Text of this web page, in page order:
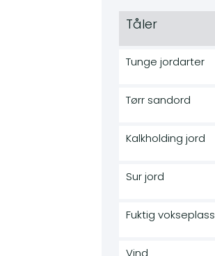
Tåler
Tunge jordarter
Tørr sandord
Kalkholding jord
Sur jord
Fuktig vokseplass